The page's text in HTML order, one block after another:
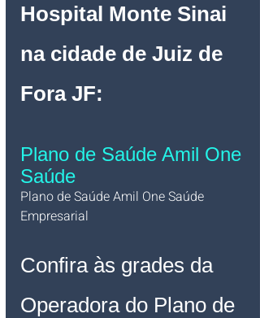
Hospital Monte Sinai
na cidade de Juiz de
Fora JF:
Plano de Saúde Amil One
Saúde
Plano de Saúde Amil One Saúde
Empresarial
Confira às grades da
Operadora do Plano de